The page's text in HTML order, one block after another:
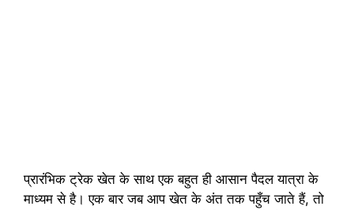
प्रारंभिक ट्रेक खेत के साथ एक बहुत ही आसान पैदल यात्रा के
माध्यम से है। एक बार जब आप खेत के अंत तक पहुँच जाते हैं, तो